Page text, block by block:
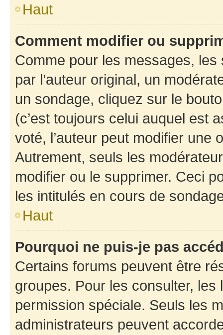
Haut
Comment modifier ou
Comme pour les messages,
par l’auteur original, un
un sondage, cliquez sur le
(c’est toujours celui auquel est
voté, l’auteur peut modifier une
Autrement, seuls les
modifier ou le supprimer. Ceci
les intitulés en cours de
Haut
Pourquoi ne puis-je pas
Certains forums peuvent être
groupes. Pour les consulter,
permission spéciale. Seuls les
administrateurs peuvent